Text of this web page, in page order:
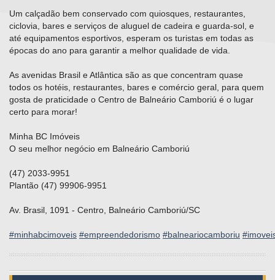
Um calçadão bem conservado com quiosques, restaurantes,
ciclovia, bares e serviços de aluguel de cadeira e guarda-sol, e
até equipamentos esportivos, esperam os turistas em todas as
épocas do ano para garantir a melhor qualidade de vida.⠀
As avenidas Brasil e Atlântica são as que concentram quase
todos os hotéis, restaurantes, bares e comércio geral, para quem
gosta de praticidade o Centro de Balneário Camboriú é o lugar
certo para morar!⠀
Minha BC Imóveis⠀
O seu melhor negócio em Balneário Camboriú⠀
(47) 2033-9951⠀
Plantão (47) 99906-9951⠀
Av. Brasil, 1091 - Centro, Balneário Camboriú/SC⠀
#minhabcimoveis #empreendedorismo #balneariocamboriu